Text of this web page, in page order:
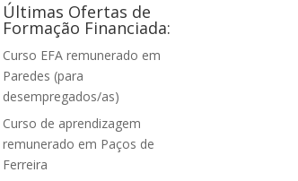
Últimas Ofertas de
Formação Financiada:
Curso EFA remunerado em
Paredes (para
desempregados/as)
Curso de aprendizagem
remunerado em Paços de
Ferreira